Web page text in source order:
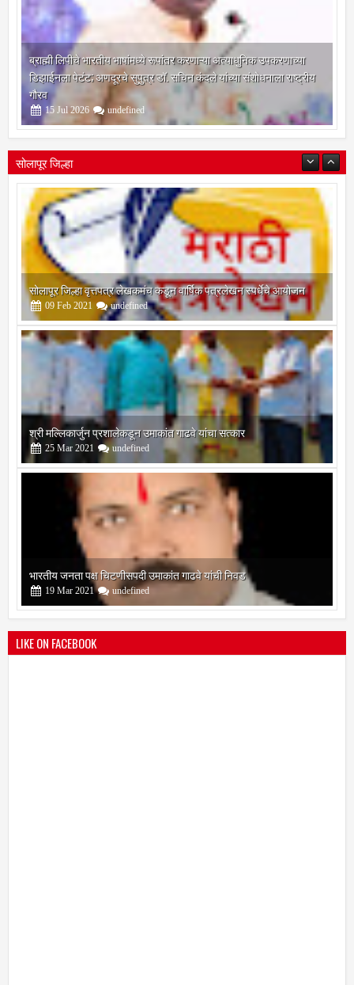
ब्राह्मी लिपीचे भारतीय भाषांमध्ये रूपांतर करणाऱ्या अत्याधुनिक उपकरणाच्या
डिझाईनला पेटंट; अणदूरचे सुपुत्र डॉ. सचिन कंदले यांच्या संशोधनाला राष्ट्रीय
गौरव
15 undefined
सोलापूर जिल्हा
सोलापूर जिल्हा वृत्तपत्र लेखकमंच कडून वार्षिक पत्रलेखन स्पर्धेचे आयोजन
09 Feb 2021 undefined
श्री मल्लिकार्जुन प्रशालेकडून उमाकांत गाढवे यांचा सत्कार
25 Mar 2021 undefined
भारतीय जनता पक्ष चिटणीसपदी उमाकांत गाढवे यांची निवड
19 Mar 2021 undefined
LIKE ON FACEBOOK